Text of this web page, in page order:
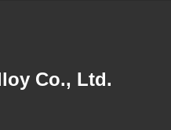
Co., Ltd.